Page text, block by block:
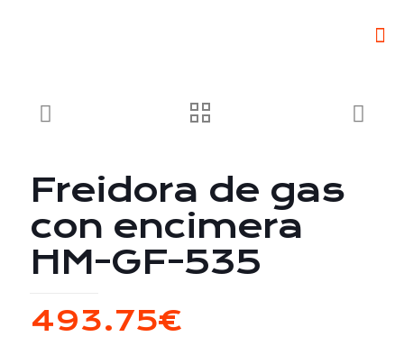
Freidora de gas
con encimera
HM-GF-535
493.75€